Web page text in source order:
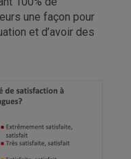
une façon pour
et d’avoir des